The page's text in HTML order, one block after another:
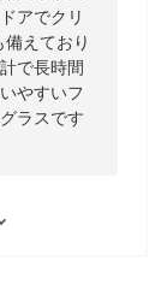
アでクリ
えており
で長時間
やすいフ
ラスです